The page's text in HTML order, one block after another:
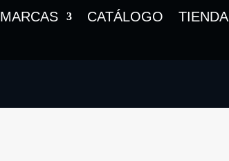
MARCAS CATÁLOGO
TIENDA